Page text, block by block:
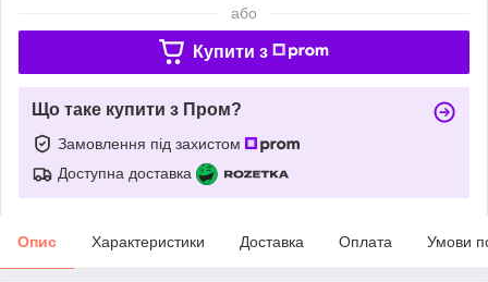
або
Купити з
Що таке купити з Пром?
Замовлення під захистом
Доступна доставка
Опис Характеристики Доставка Оплата Умови